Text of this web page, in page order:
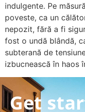
indulgente. Pe
poveste, ca un
nepozit, fără a fi
fost o undă blândă,
subterană de
izbucnească în haos
Get